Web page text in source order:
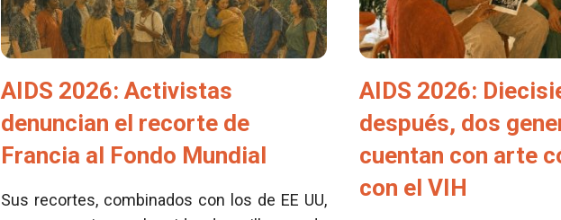
AIDS 2026: Activistas
denuncian el recorte de
Francia al Fondo Mundial
Sus recortes, combinados con los de EE UU,
AIDS 2026:
después, dos
cuentan con arte
con el VIH